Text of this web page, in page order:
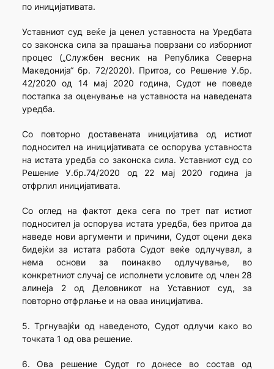
по иницијативата.
Уставниот суд веќе ја ценел уставноста на Уредбата
со законска сила за прашања поврзани со изборниот
процес („Службен весник на Република Северна
Македонија“ бр. 72/2020). Притоа, со Решение У.бр.
42/2020 од 14 мај 2020 година, Судот не поведе
постапка за оценување на уставноста на наведената
уредба.
Со повторно доставената иницијатива од истиот
подносител на иницијативата се оспорува уставноста
на истата уредба со законска сила. Уставниот суд со
Решение У.бр.74/2020 од 22 мај 2020 година ја
отфрлил иницијативата.
Со оглед на фактот дека сега по трет пат истиот
подносител ја оспорува истата уредба, без притоа да
наведе нови аргументи и причини, Судот оцени дека
бидејќи за истата работа Судот веќе одлучувал, а
нема основи за поинакво одлучување, во
конкретниот случај се исполнети условите од член 28
алинеја 2 од Деловникот на Уставниот суд, за
повторно отфрлање и на оваа иницијатива.
5. Тргнувајќи од наведеното, Судот одлучи како во
точката 1 од ова решение.
6. Ова решение Судот го донесе во состав од